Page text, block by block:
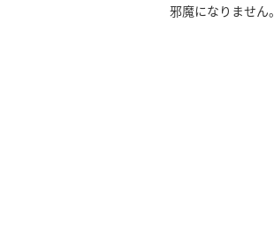
邪魔になりません。